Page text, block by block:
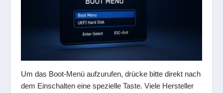
Um das Boot-Menü aufzurufen, drücke bitte direkt nach
dem Einschalten eine spezielle Taste. Viele Hersteller